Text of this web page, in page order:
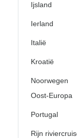
Ijsland
Ierland
Italië
Kroatië
Noorwegen
Oost-Europa
Portugal
Rijn